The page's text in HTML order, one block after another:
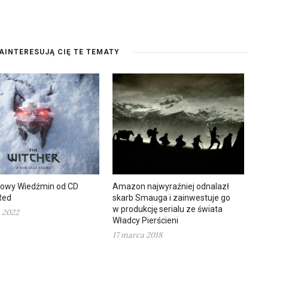
CIĘ TE TEMATY
Wiedźmin od CD
2022
Amazon najwyraźniej odnalazł
skarb Smauga i zainwestuje go
w produkcję serialu ze świata
Władcy Pierścieni
17 marca 2018